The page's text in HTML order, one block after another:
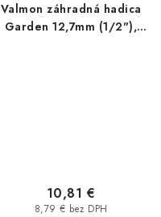
Valmon záhradná hadica
Garden 12,7mm (1/2"),
8,79 € bez DPH
10,81 €